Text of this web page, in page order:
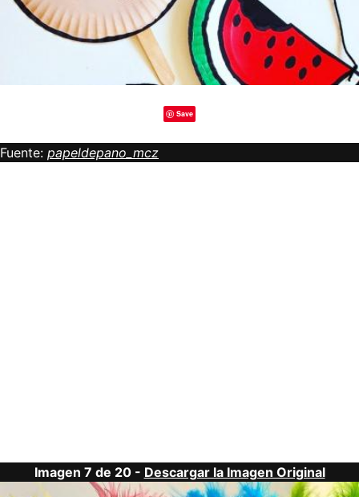
Save
Fuente: papeldepano_mcz
Imagen 7 de 20 - Descargar la Imagen Original